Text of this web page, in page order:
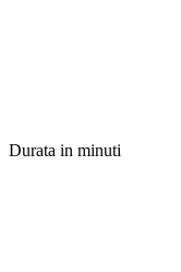
Durata in minuti